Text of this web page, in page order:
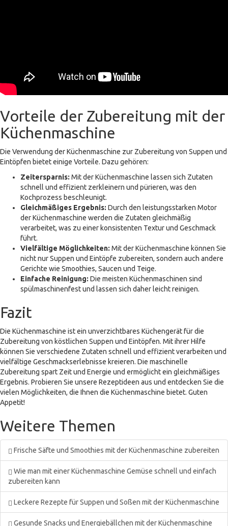
Vorteile der Zubereitung mit der
Küchenmaschine
Die Verwendung der Küchenmaschine zur Zubereitung von Suppen und
Eintöpfen bietet einige Vorteile. Dazu gehören:
Zeitersparnis: Mit der Küchenmaschine lassen sich Zutaten
schnell und effizient zerkleinern und pürieren, was den
Kochprozess beschleunigt.
Gleichmäßiges Ergebnis: Durch den leistungsstarken Motor
der Küchenmaschine werden die Zutaten gleichmäßig
verarbeitet, was zu einer konsistenten Textur und Geschmack
führt.
Vielfältige Möglichkeiten: Mit der Küchenmaschine können Sie
nicht nur Suppen und Eintöpfe zubereiten, sondern auch andere
Gerichte wie Smoothies, Saucen und Teige.
Einfache Reinigung: Die meisten Küchenmaschinen sind
spülmaschinenfest und lassen sich daher leicht reinigen.
Fazit
Die Küchenmaschine ist ein unverzichtbares Küchengerät für die
Zubereitung von köstlichen Suppen und Eintöpfen. Mit ihrer Hilfe
können Sie verschiedene Zutaten schnell und effizient verarbeiten und
vielfältige Geschmackserlebnisse kreieren. Die maschinelle
Zubereitung spart Zeit und Energie und ermöglicht ein gleichmäßiges
Ergebnis. Probieren Sie unsere Rezeptideen aus und entdecken Sie die
vielen Möglichkeiten, die Ihnen die Küchenmaschine bietet. Guten
Appetit!
Weitere Themen
Frische Säfte und Smoothies mit der Küchenmaschine zubereiten
Wie man mit einer Küchenmaschine Gemüse schnell und einfach
zubereiten kann
Leckere Rezepte für Suppen und Soßen mit der Küchenmaschine
Gesunde Snacks und Energiebällchen mit der Küchenmaschine